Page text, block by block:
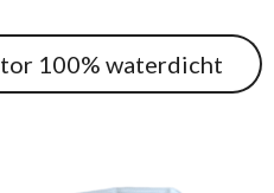
100% waterdicht